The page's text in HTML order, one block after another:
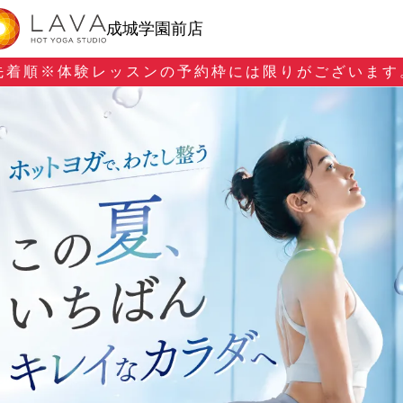
成城学園前店
順※ 体験レッスンの予約枠には限りがございます